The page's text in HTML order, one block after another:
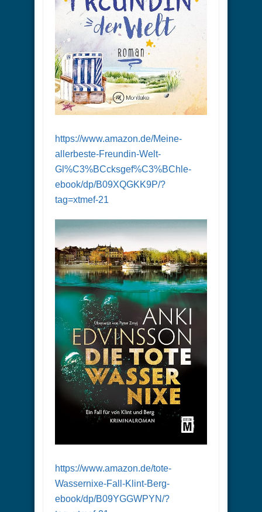
https://www.amazon.de/Meine-
allerbeste-Freundin-Welt-
Gl%C3%BCcksgef%C3%BChle-
ebook/dp/B09XQGKK9P/?
tag=xtmef-21
https://www.amazon.de/tote-
Wassernixe-Fall-Klint-Berg-
ebook/dp/B09YGGWPYN/?